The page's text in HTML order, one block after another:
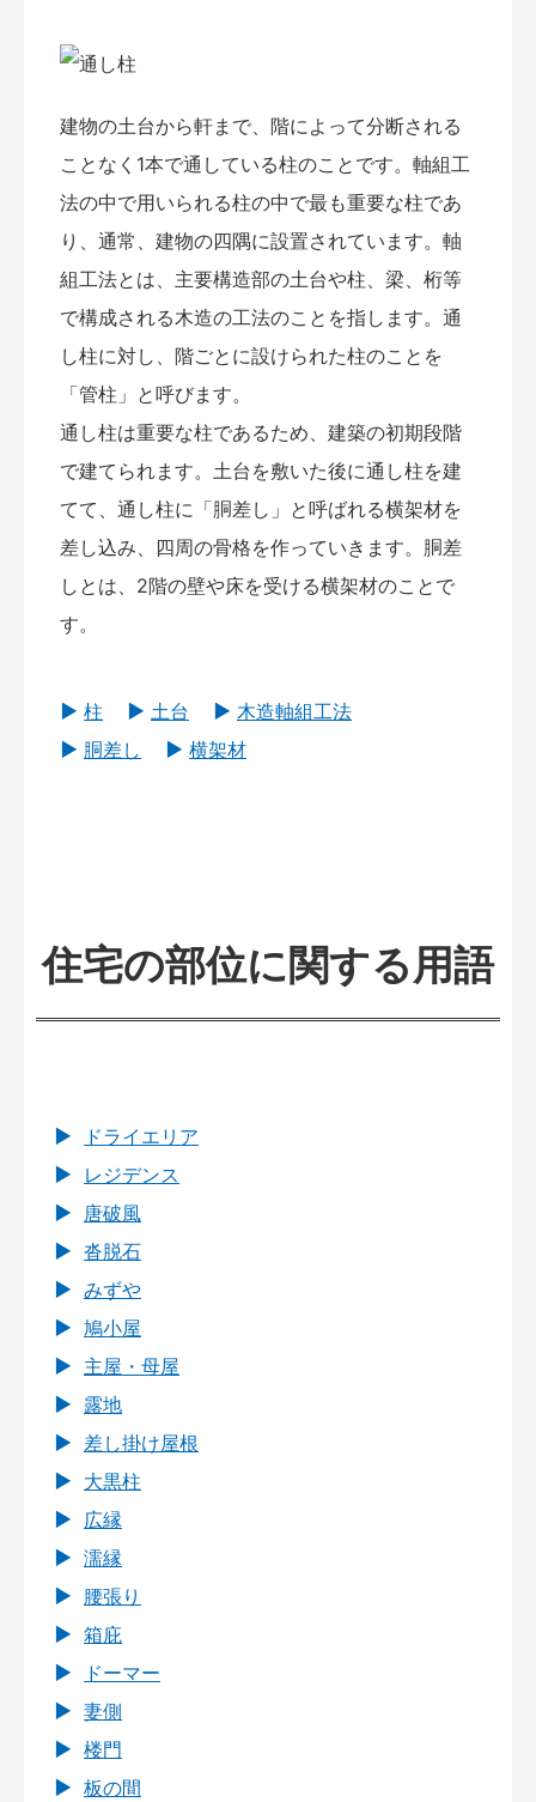
建物の土台から軒まで、階によって分断される
ことなく1本で通している柱のことです。軸組工
法の中で用いられる柱の中で最も重要な柱であ
り、通常、建物の四隅に設置されています。軸
組工法とは、主要構造部の土台や柱、梁、桁等
で構成される木造の工法のことを指します。通
し柱に対し、階ごとに設けられた柱のことを
「管柱」と呼びます。
通し柱は重要な柱であるため、建築の初期段階
で建てられます。土台を敷いた後に通し柱を建
てて、通し柱に「胴差し」と呼ばれる横架材を
差し込み、四周の骨格を作っていきます。胴差
しとは、2階の壁や床を受ける横架材のことで
す。
柱 土台
木造軸組工法
胴差し
横架材
住宅の部位に関する用語
ドライエリア
レジデンス
唐破風
沓脱石
みずや
鳩小屋
主屋・母屋
露地
差し掛け屋根
大黒柱
広縁
濡縁
腰張り
箱庇
ドーマー
妻側
楼門
板の間